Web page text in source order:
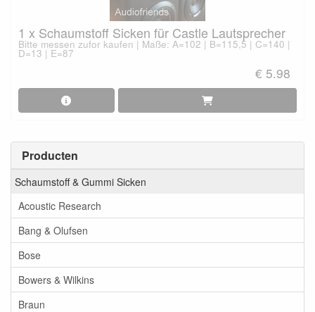
Producten
Schaumstoff & Gummi Sicken
Acoustic Research
Bang & Olufsen
Bose
Bowers & Wilkins
Braun
1 x Schaumstoff Sicken für Castle Lautsprecher
Bitte messen zufor kaufen | Maße: A=102 | B=115,5 | C=140 |
D=13 | E=87
€ 5.98